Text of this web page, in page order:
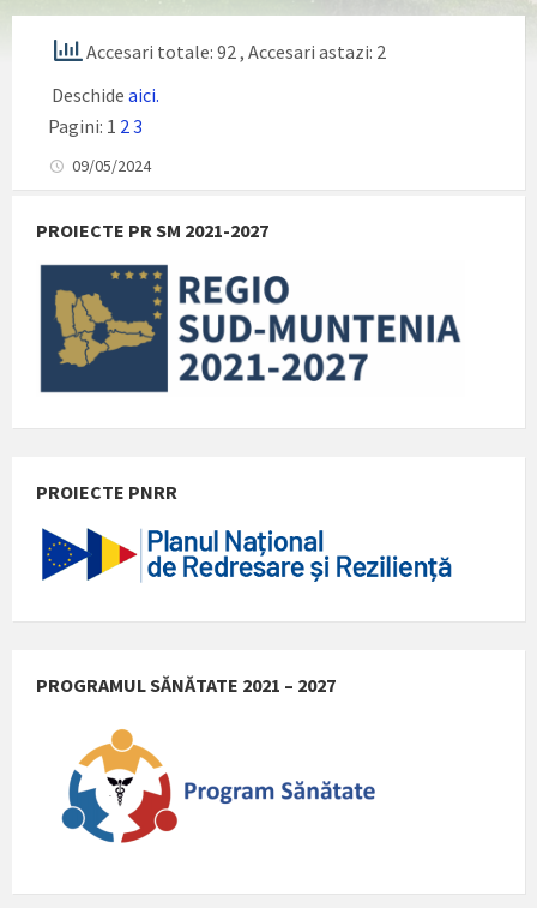
Accesari totale: 92 , Accesari astazi: 2
Deschide aici.
Pagini: 1 2 3
09/05/2024
PROIECTE PR SM 2021-2027
PROIECTE PNRR
PROGRAMUL SĂNĂTATE 2021 – 2027